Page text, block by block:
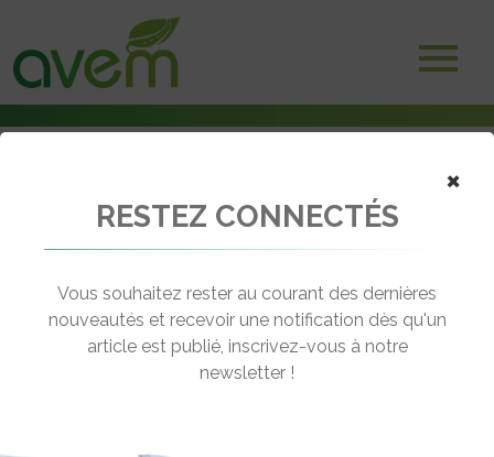
Avec Shaary, Wesk se lance dans l’autopartage
← Revenir aux actualités
×
RESTEZ CONNECTÉS
Vous souhaitez rester au courant des dernières
nouveautés et recevoir une notification dès qu'un
article est publié, inscrivez-vous à notre
newsletter !